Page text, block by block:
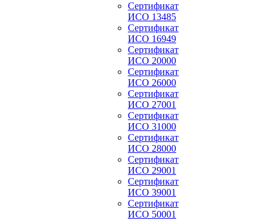
Сертификат
ИСО 13485
Сертификат
ИСО 16949
Сертификат
ИСО 20000
Сертификат
ИСО 26000
Сертификат
ИСО 27001
Сертификат
ИСО 31000
Сертификат
ИСО 28000
Сертификат
ИСО 29001
Сертификат
ИСО 39001
Сертификат
ИСО 50001